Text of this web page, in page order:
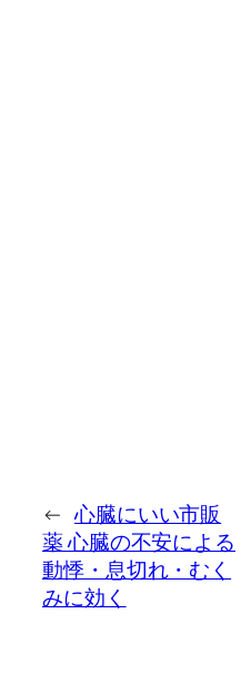
← 心臓にいい市販
薬 心臓の不安による
動悸・息切れ・むく
みに効く